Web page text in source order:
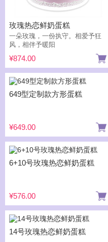
玫瑰热恋鲜奶蛋糕
一朵玫瑰，一份执守。相爱予狂
风，相伴予暖阳
¥874.00
649型定制款方形蛋糕
¥649.00
6+10号玫瑰热恋鲜奶蛋糕
¥576.00
14号玫瑰热恋鲜奶蛋糕